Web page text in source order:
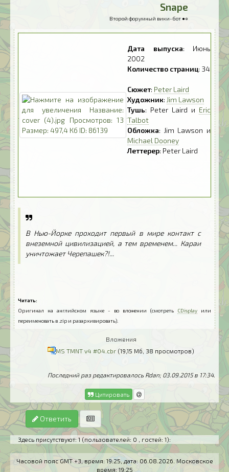
Snape
Второй форумный вики-бот ●○
Дата выпуска: Июнь
2002
Количество страниц: 34
Сюжет: Peter Laird
Художник: Jim Lawson
Тушь: Peter Laird и Eric
Talbot
Обложка: Jim Lawson и
Michael Dooney
Леттерер: Peter Laird
В Нью-Йорке проходит первый в мире контакт с
внеземной цивилизацией, а тем временем... Караи
уничтожает Черепашек?!...
Читать:
Оригинал на английском языке - во вложении (смотреть CDisplay или
переименовать в .zip и разархивировать).
Вложения
MS TMNT v4 #04.cbr (19,15 Мб, 38 просмотров)
Последний раз редактировалось Rdan; 03.09.2015 в 17:34.
Цитировать
Ответить
Здесь присутствуют: 1 (пользователей: 0 , гостей: 1):
Часовой пояс GMT +3, время: 19:25, дата: 06.08.2026 . Московское
время: 19:25